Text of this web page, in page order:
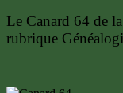
Le Canard 64 de
rubrique